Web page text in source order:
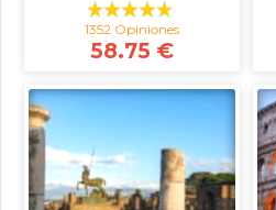
1352 Opiniones
58.75 €